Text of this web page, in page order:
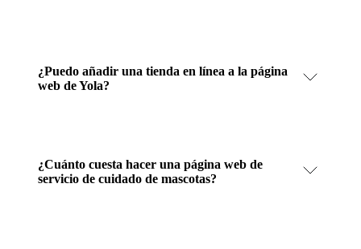
¿Puedo añadir una tienda en línea a la página
web de Yola?
¿Cuánto cuesta hacer una página web de
servicio de cuidado de mascotas?